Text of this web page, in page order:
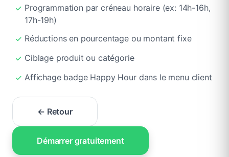
Programmation par créneau horaire (ex: 14h-16h,
17h-19h)
Réductions en pourcentage ou montant fixe
Ciblage produit ou catégorie
Affichage badge Happy Hour dans le menu client
← Retour
Démarrer gratuitement